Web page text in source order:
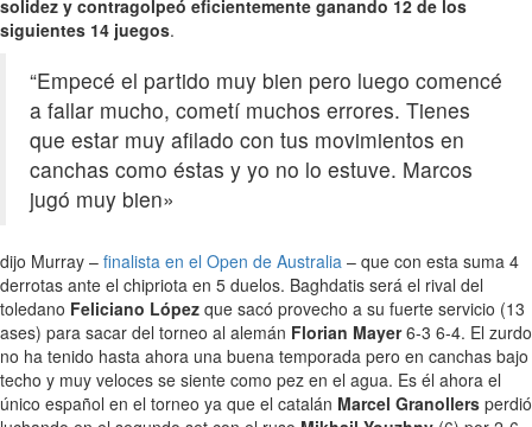
solidez y contragolpeó eficientemente ganando 12 de los
siguientes 14 juegos.
“Empecé el partido muy bien pero luego comencé
a fallar mucho, cometí muchos errores. Tienes
que estar muy afilado con tus movimientos en
canchas como éstas y yo no lo estuve. Marcos
jugó muy bien»
dijo Murray – finalista en el Open de Australia – que con esta suma 4
derrotas ante el chipriota en 5 duelos. Baghdatis será el rival del
toledano Feliciano López que sacó provecho a su fuerte servicio (13
ases) para sacar del torneo al alemán Florian Mayer6-3 6-4. El zurdo
no ha tenido hasta ahora una buena temporada pero en canchas bajo
techo y muy veloces se siente como pez en el agua. Es él ahora el
único español en el torneo ya que el catalán Marcel Granollers perdió